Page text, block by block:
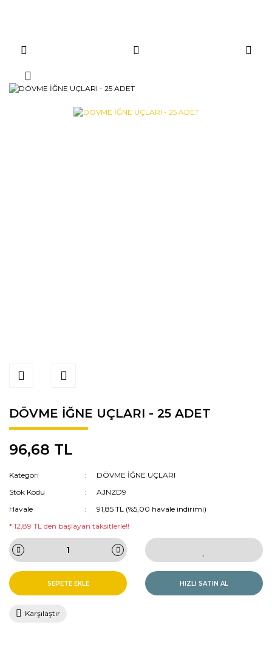
DÖVME İĞNE UÇLARI - 25 ADET
96,68 TL
Kategori
DÖVME İĞNE UÇLARI
Stok Kodu
AJNZD9
Havale
91,85 TL (%5,00 havale indirimi)
* 12,89 TL den başlayan taksitlerle!!
SEPETE EKLE HIZLI SATIN AL
Karşılaştır